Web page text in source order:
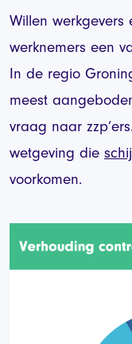
Willen
werknemers een
In de regio
meest
vraag naar
wetgeving die
voorkomen.